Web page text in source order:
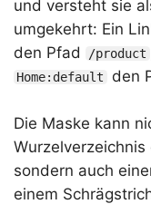
und versteht sie
umgekehrt: Ein
den Pfad
/product
Home:default den
Die Maske kann
sondern auch
einem